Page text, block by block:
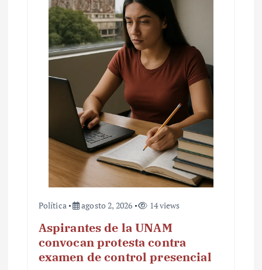
Política agosto 2, 2026 14 views
Aspirantes de la UNAM
convocan protesta contra
examen de control presencial